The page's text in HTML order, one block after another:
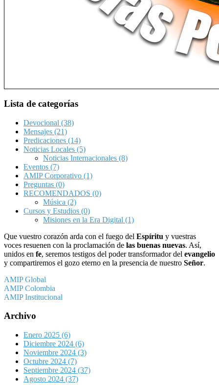
Lista de categorías
Devocional (38)
Mensajes (21)
Predicaciones (14)
Noticias Locales (5)
Noticias Internacionales (8)
Eventos (7)
AMIP Corporativo (1)
Preguntas (0)
RECOMENDADOS (0)
Música (2)
Cursos y Estudios (0)
Misiones en la Era Digital (1)
Que vuestro corazón arda con el fuego del Espíritu y vuestras
voces resuenen con la proclamación de las buenas nuevas. Así,
unidos en fe, seremos testigos del poder transformador del evangelio
y compartiremos el gozo eterno en la presencia de nuestro Señor.
AMIP Global
AMIP Colombia
AMIP Institucional
Archivo
Enero 2025 (6)
Diciembre 2024 (6)
Noviembre 2024 (3)
Octubre 2024 (7)
Septiembre 2024 (37)
Agosto 2024 (37)